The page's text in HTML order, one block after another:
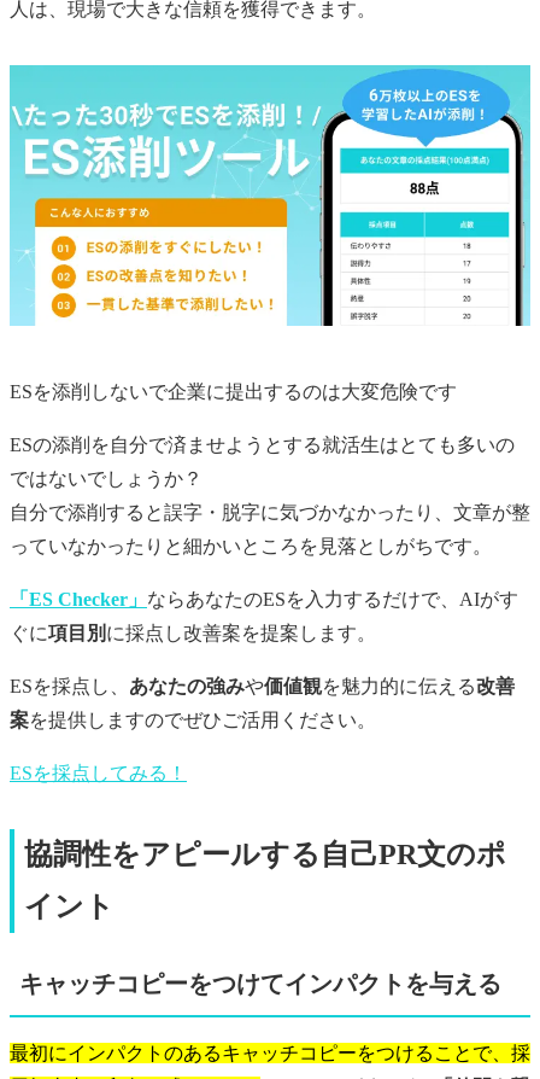
人は、現場で大きな信頼を獲得できます。
ESを添削しないで企業に提出するのは大変危険です
ESの添削を自分で済ませようとする就活生はとても多いの
ではないでしょうか？
自分で添削すると誤字・脱字に気づかなかったり、文章が整
っていなかったりと細かいところを見落としがちです。
「ES Checker」 ならあなたのESを入力するだけで、AIがす
ぐに項目別 に採点し改善案を提案します。
ESを採点し、 あなたの強みや価値観を魅力的に伝える改善
案を提供しますのでぜひご活用ください。
ESを採点してみる！
協調性をアピールする自己PR文のポ
イント
キャッチコピーをつけてインパクトを与える
最初にインパクトのあるキャッチコピーをつけることで、採